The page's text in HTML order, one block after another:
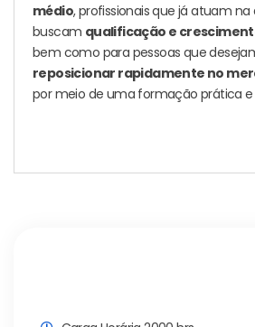
médio, profissionais que já atuam na
buscam qualificação e
bem como para pessoas que
reposicionar rapidamente no
por meio de uma formação prática e